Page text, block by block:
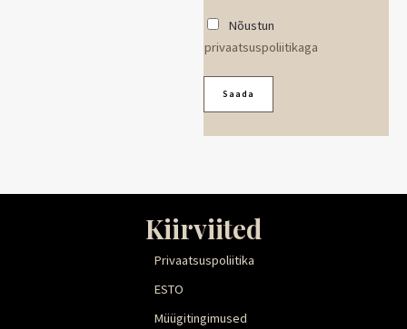
k
Nõustun
privaatsuspoliitikaga
Saada
Kiirviited
Privaatsuspoliitika
ESTO
Müügitingimused